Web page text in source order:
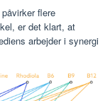
flere
er det klart, at
arbejder i synergi